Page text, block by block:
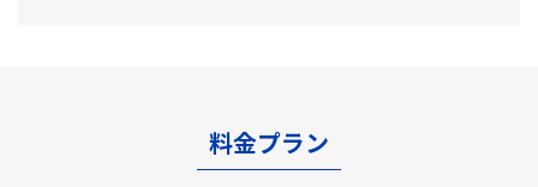
料金プラン